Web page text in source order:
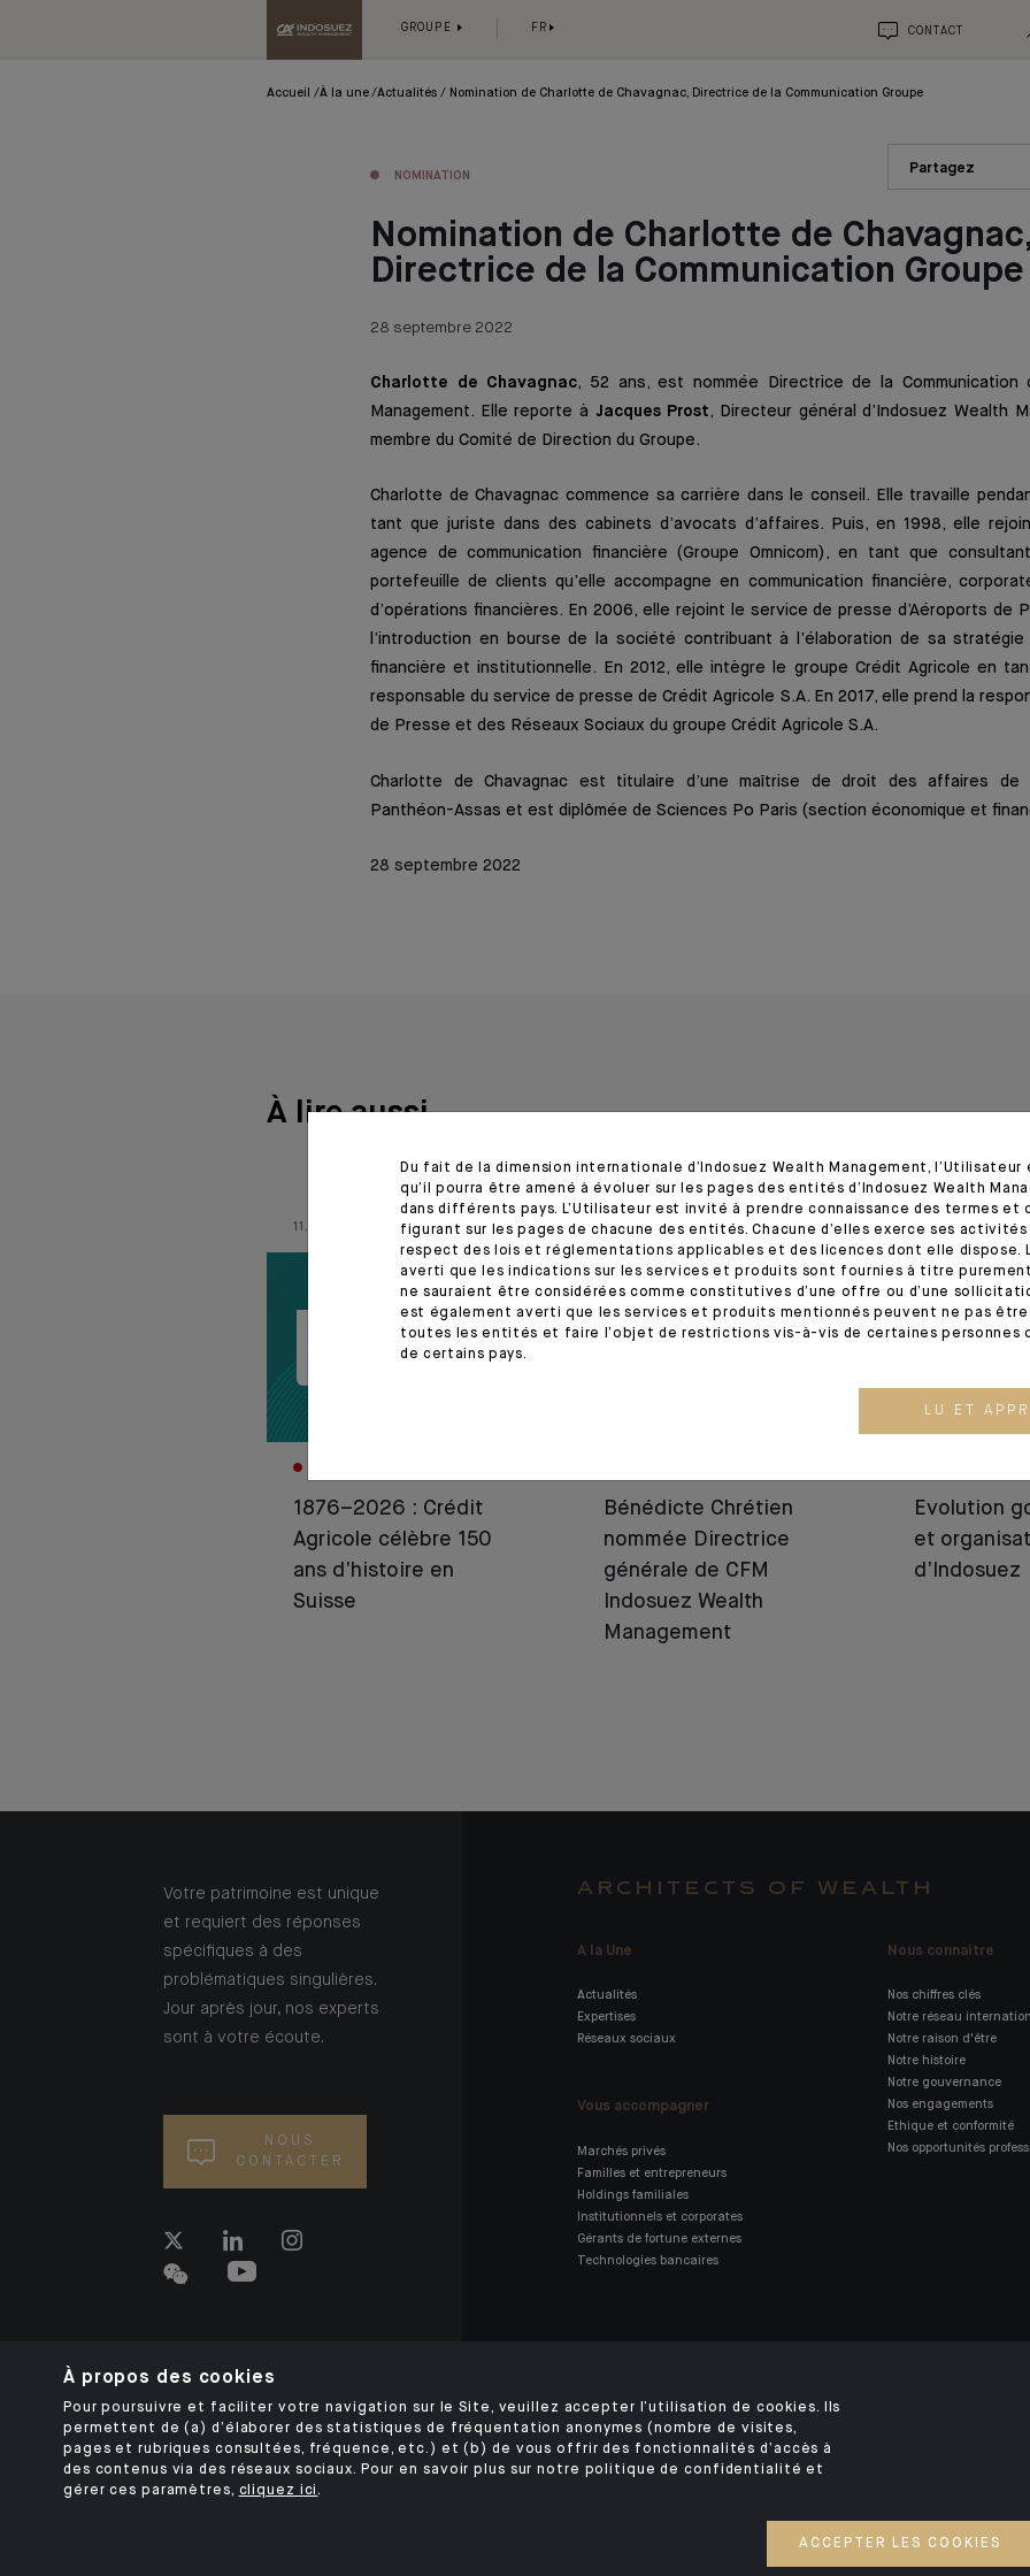
GROUPE FR CONTACT
Accueil À la une Actualités Nomination de Charlotte de Chavagnac, Directrice de la Communication Groupe
NOMINATION Partagez
Nomination de Charlotte de
Directrice de la Communication Groupe
28 septembre 2022
Charlotte de Chavagnac, 52 ans, est nommée Directrice de la Communication
Management. Elle reporte à Jacques Prost , Directeur général d’Indosuez Wealth
membre du Comité de Direction du Groupe.
Charlotte de Chavagnac commence sa carrière dans le conseil. Elle travaille
tant que juriste dans des cabinets d’avocats d’affaires. Puis, en 1998, elle
agence de communication financière (Groupe Omnicom), en tant que
portefeuille de clients qu’elle accompagne en communication financière,
d’opérations financières. En 2006, elle rejoint le service de presse d’Aéroports de
l’introduction en bourse de la société contribuant à l’élaboration de sa stratégie
financière et institutionnelle. En 2012, elle intègre le groupe Crédit Agricole en
responsable du service de presse de Crédit Agricole S.A. En 2017, elle prend la
de Presse et des Réseaux Sociaux du groupe Crédit Agricole S.A.
Charlotte de Chavagnac est titulaire d’une maîtrise de droit des affaires de
Panthéon-Assas et est diplômée de Sciences Po Paris (section économique et
28 septembre 2022
À lire aussi
11.06.26
1876–2026 : Crédit
Agricole célèbre 150
ans d’histoire en
Suisse
12.06.25
Bénédicte Chrétien
nommée Directrice
générale de CFM
Indosuez Wealth
Management
05.06.25
Evolution
et
d’Indosuez
Votre patrimoine est unique
et requiert des réponses
spécifiques à des
problématiques singulières.
Jour après jour, nos experts
sont à votre écoute.
NOUS
CONTACTER
ARCHITECTS OF WEALTH
A la Une
Actualités
Expertises
Réseaux sociaux
Vous accompagner
Marchés privés
Familles et entrepreneurs
Holdings familiales
Institutionnels et corporates
Gérants de fortune externes
Technologies bancaires
Nous connaître
Nos chiffres clés
Notre réseau
Notre raison d'être
Notre histoire
Notre gouvernance
Nos engagements
Ethique et conformité
Nos opportunités
MENTIONS LÉGALES SÉCURITÉ VOS DONNÉES PERSONNELLES
Du fait de la dimension internationale d’Indosuez Wealth Management,
qu’il pourra être amené à évoluer sur les pages des entités d’Indosuez Wealth
dans différents pays. L’Utilisateur est invité à prendre connaissance des termes et
figurant sur les pages de chacune des entités. Chacune d’elles exerce ses activités
respect des lois et réglementations applicables et des licences dont elle dispose.
averti que les indications sur les services et produits sont fournies à titre
ne sauraient être considérées comme constitutives d’une offre ou d’une
est également averti que les services et produits mentionnés peuvent ne pas
toutes les entités et faire l’objet de restrictions vis-à-vis de certaines personnes
de certains pays.
LU ET
À propos des cookies
Pour poursuivre et faciliter votre navigation sur le Site, veuillez accepter l’utilisation de cookies. Ils
permettent de (a) d’élaborer des statistiques de fréquentation anonymes (nombre de visites,
pages et rubriques consultées, fréquence, etc.) et (b) de vous offrir des fonctionnalités d’accès à
des contenus via des réseaux sociaux. Pour en savoir plus sur notre politique de confidentialité et
gérer ces paramètres, cliquez ici.
ACCEPTER LES COOKIES